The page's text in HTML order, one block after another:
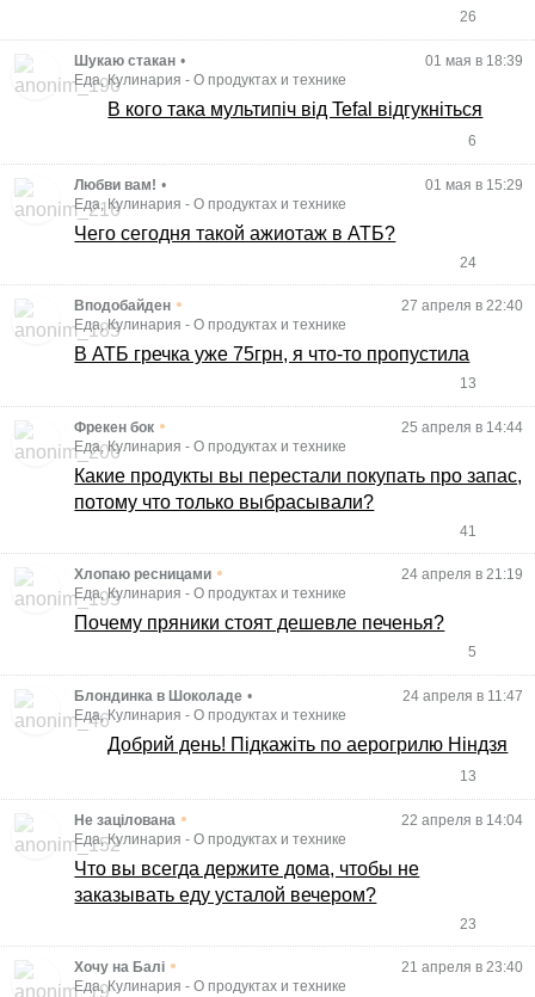
26
Шукаю стакан •
01 мая в 18:39
Еда, Кулинария -О продуктах и технике
В кого така мультипіч від Tefal відгукніться
6
Любви вам! •
01 мая в 15:29
Еда, Кулинария -О продуктах и технике
Чего сегодня такой ажиотаж в АТБ?
24
Вподобайден •
27 апреля в 22:40
Еда, Кулинария -О продуктах и технике
В АТБ гречка уже 75грн, я что-то пропустила
13
Фрекен бок •
25 апреля в 14:44
Еда, Кулинария -О продуктах и технике
Какие продукты вы перестали покупать про запас,
потому что только выбрасывали?
41
Хлопаю ресницами •
24 апреля в 21:19
Еда, Кулинария -О продуктах и технике
Почему пряники стоят дешевле печенья?
5
Блондинка в Шоколаде •
24 апреля в 11:47
Еда, Кулинария -О продуктах и технике
Добрий день! Підкажіть по аерогрилю Ніндзя
13
Не зацілована •
22 апреля в 14:04
Еда, Кулинария -О продуктах и технике
Что вы всегда держите дома, чтобы не
заказывать еду усталой вечером?
23
Хочу на Балі •
21 апреля в 23:40
Еда, Кулинария -О продуктах и технике